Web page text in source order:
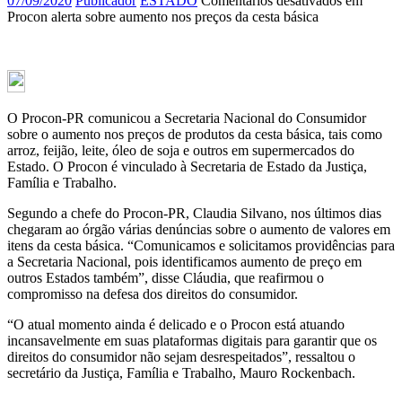
Procon alerta sobre aumento nos preços da cesta básica
O Procon-PR comunicou a Secretaria Nacional do Consumidor
sobre o aumento nos preços de produtos da cesta básica, tais como
arroz, feijão, leite, óleo de soja e outros em supermercados do
Estado. O Procon é vinculado à Secretaria de Estado da Justiça,
Família e Trabalho.
Segundo a chefe do Procon-PR, Claudia Silvano, nos últimos dias
chegaram ao órgão várias denúncias sobre o aumento de valores em
itens da cesta básica. “Comunicamos e solicitamos providências para
a Secretaria Nacional, pois identificamos aumento de preço em
outros Estados também”, disse Cláudia, que reafirmou o
compromisso na defesa dos direitos do consumidor.
“O atual momento ainda é delicado e o Procon está atuando
incansavelmente em suas plataformas digitais para garantir que os
direitos do consumidor não sejam desrespeitados”, ressaltou o
secretário da Justiça, Família e Trabalho, Mauro Rockenbach.